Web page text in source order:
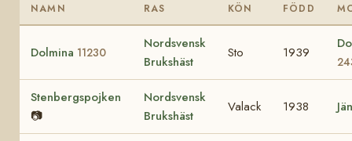
NAMN RAS KÖN FÖDD
Dolmina 11230
Nordsvensk
Brukshäst
Sto 1939
Stenbergspojken
📷
Nordsvensk
Brukshäst
Valack 1938